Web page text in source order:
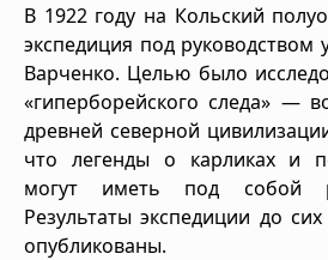
В 1922 году на Кольский
экспедиция под руководством
Варченко. Целью было
«гиперборейского следа» —
древней северной
что легенды о карликах и
могут иметь под собой
Результаты экспедиции до
опубликованы.